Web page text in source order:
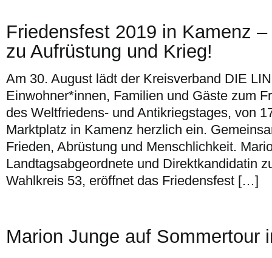
Friedensfest 2019 in Kamenz
zu Aufrüstung und Krieg!
Am 30. August lädt der Kreisverband DIE
Einwohner*innen, Familien und Gäste zum
des Weltfriedens- und Antikriegstages, von
Marktplatz in Kamenz herzlich ein.
Frieden, Abrüstung und Menschlichkeit.
Landtagsabgeordnete und Direktkandidatin
Wahlkreis 53, eröffnet das Friedensfest […]
Marion Junge auf Sommertour